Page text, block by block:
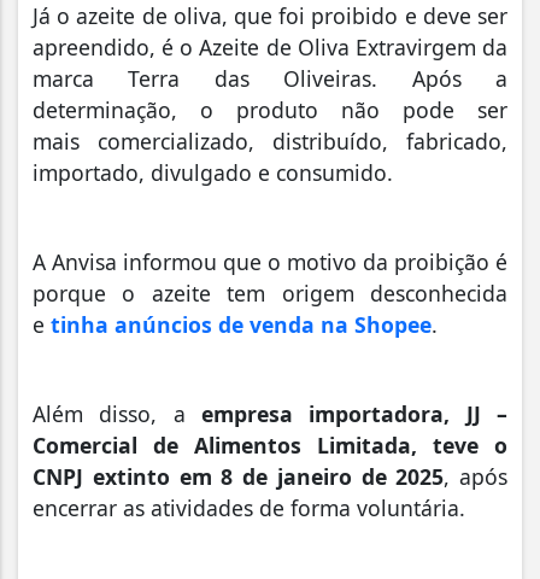
Já o azeite de oliva, que foi proibido e deve ser
apreendido, é o Azeite de Oliva Extravirgem da
marca Terra das Oliveiras. Após a
determinação, o produto não pode ser
mais comercializado, distribuído, fabricado,
importado, divulgado e consumido.
A Anvisa informou que o motivo da proibição é
porque o azeite tem origem desconhecida
e tinha anúncios de venda na Shopee.
Além disso, a empresa importadora, JJ –
Comercial de Alimentos Limitada, teve o
CNPJ extinto em 8 de janeiro de 2025, após
encerrar as atividades de forma voluntária.